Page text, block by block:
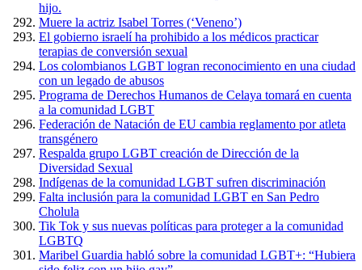
hijo.
Muere la actriz Isabel Torres (‘Veneno’)
El gobierno israelí ha prohibido a los médicos practicar
terapias de conversión sexual
Los colombianos LGBT logran reconocimiento en una ciudad
con un legado de abusos
Programa de Derechos Humanos de Celaya tomará en cuenta
a la comunidad LGBT
Federación de Natación de EU cambia reglamento por atleta
transgénero
Respalda grupo LGBT creación de Dirección de la
Diversidad Sexual
Indígenas de la comunidad LGBT sufren discriminación
Falta inclusión para la comunidad LGBT en San Pedro
Cholula
Tik Tok y sus nuevas políticas para proteger a la comunidad
LGBTQ
Maribel Guardia habló sobre la comunidad LGBT+: “Hubiera